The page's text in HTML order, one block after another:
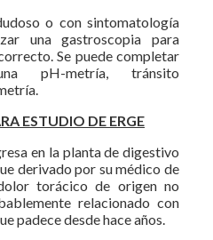
o con sintomatología
una gastroscopia para
Se puede completar
pH-metría, tránsito
ESTUDIO DE ERGE
en la planta de digestivo
derivado por su médico de
torácico de origen no
relacionado con
padece desde hace años.